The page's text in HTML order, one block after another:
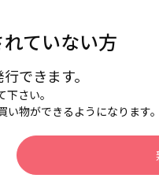
ていない方
できます。
さい。
物ができるようになります。